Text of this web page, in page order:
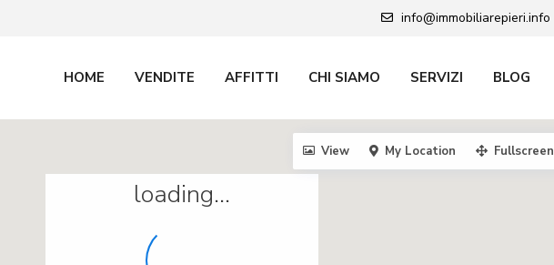
info@immobiliarepieri.info
HOME VENDITE AFFITTI CHI SIAMO SERVIZI BLOG
loading...
View My Location Fullscreen